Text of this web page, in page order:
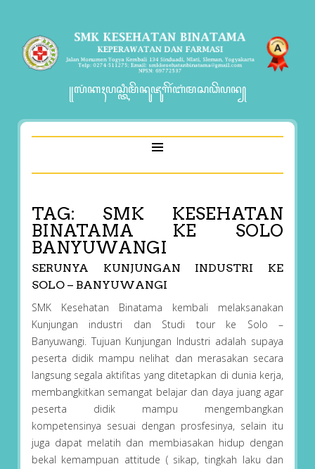
꧋ꦭꦁꦏꦃꦥꦱ꧀ꦠꦶꦩꦼꦤꦸꦗꦸꦒꦼꦂꦧꦁꦩꦱꦣꦼꦥꦤ꧀
TAG: SMK KESEHATAN
BINATAMA KE SOLO
BANYUWANGI
SERUNYA KUNJUNGAN INDUSTRI KE
SOLO – BANYUWANGI
SMK Kesehatan Binatama kembali melaksanakan
Kunjungan industri dan Studi tour ke Solo –
Banyuwangi. Tujuan Kunjungan Industri adalah supaya
peserta didik mampu nelihat dan merasakan secara
langsung segala aktifitas yang ditetapkan di dunia kerja,
membangkitkan semangat belajar dan daya juang agar
peserta didik mampu mengembangkan
kompetensinya sesuai dengan prosfesinya, selain itu
juga dapat melatih dan membiasakan hidup dengan
bekal kemampuan attitude ( sikap, tingkah laku dan